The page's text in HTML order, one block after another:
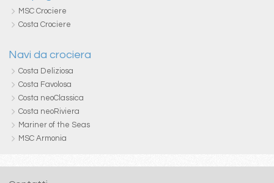
MSC Crociere
Costa Crociere
Navi da crociera
Costa Deliziosa
Costa Favolosa
Costa neoClassica
Costa neoRiviera
Mariner of the Seas
MSC Armonia